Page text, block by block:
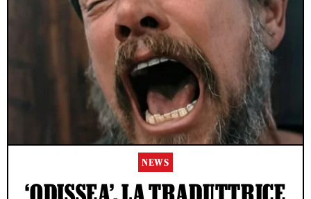
NEWS